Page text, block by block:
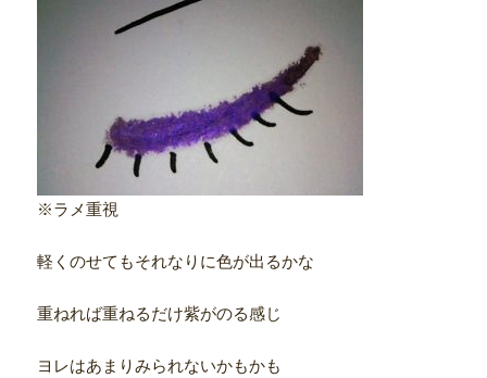
※ラメ重視
軽くのせてもそれなりに色が出るかな
重ねれば重ねるだけ紫がのる感じ
ヨレはあまりみられないかもかも